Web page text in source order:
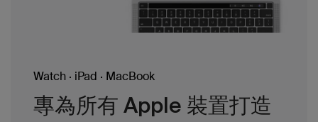
Watch · iPad · MacBook
專為所有 Apple 裝置打造